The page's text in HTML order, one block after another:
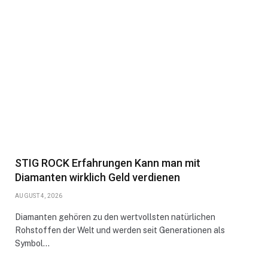
STIG ROCK Erfahrungen Kann man mit
Diamanten wirklich Geld verdienen
AUGUST 4, 2026
Diamanten gehören zu den wertvollsten natürlichen
Rohstoffen der Welt und werden seit Generationen als
Symbol…